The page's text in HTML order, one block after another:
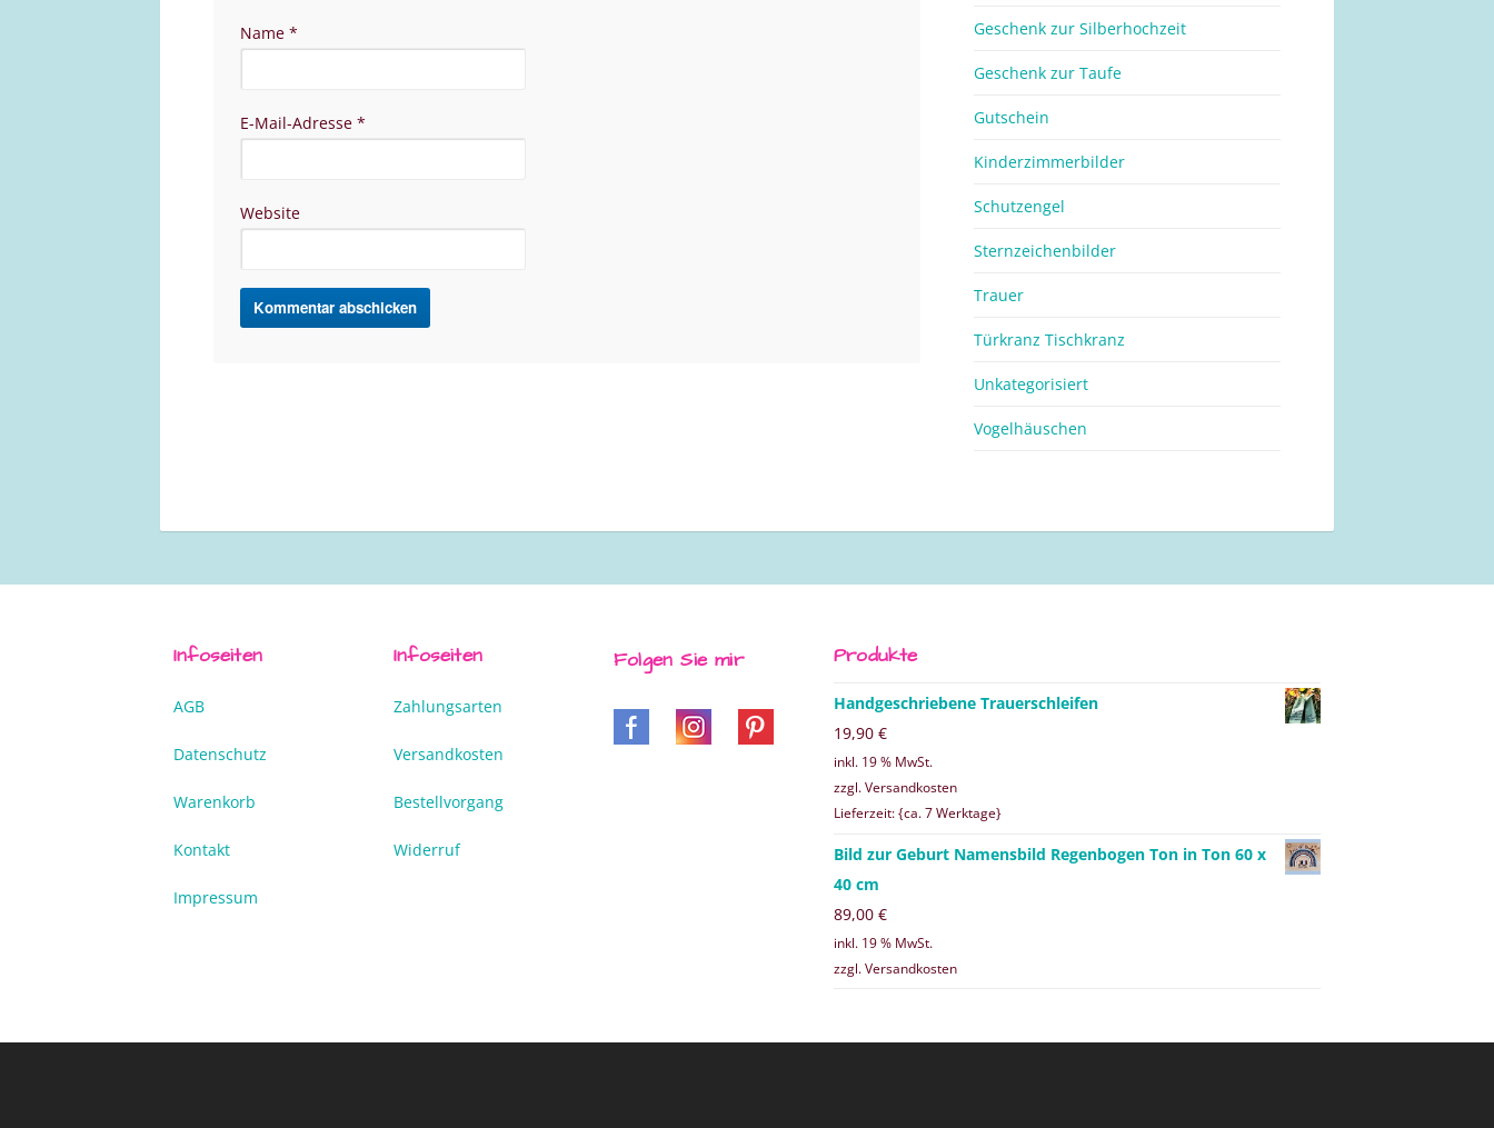
Name *
E-Mail-Adresse *
Website
Geschenk zur Silberhochzeit
Geschenk zur Taufe
Gutschein
Kinderzimmerbilder
Schutzengel
Sternzeichenbilder
Trauer
Türkranz Tischkranz
Unkategorisiert
Vogelhäuschen
Infoseiten
AGB
Datenschutz
Warenkorb
Kontakt
Impressum
Infoseiten
Zahlungsarten
Versandkosten
Bestellvorgang
Widerruf
Folgen Sie mir Produkte
Handgeschriebene Trauerschleifen
19,90 €
inkl. 19 % MwSt.
zzgl. Versandkosten
Lieferzeit: {ca. 7 Werktage}
Bild zur Geburt Namensbild Regenbogen Ton in Ton 60 x
40 cm
89,00 €
inkl. 19 % MwSt.
zzgl. Versandkosten